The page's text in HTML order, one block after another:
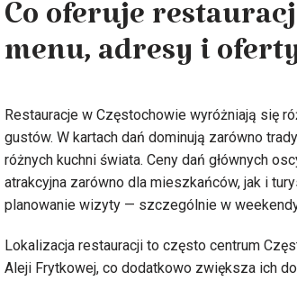
Co oferuje
menu, adresy i
Restauracje w Częstochowie wyróżniają się
gustów. W kartach dań dominują zarówno
różnych kuchni świata. Ceny dań głównych
atrakcyjna zarówno dla mieszkańców, jak i
planowanie wizyty — szczególnie w
Lokalizacja restauracji to często centrum
Aleji Frytkowej, co dodatkowo zwiększa ich